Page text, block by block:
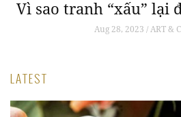
Vì sao tranh “xấu” lại
Aug 28, 2023 / ART &
LATEST